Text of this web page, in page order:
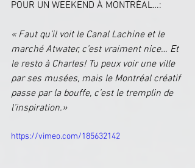
POUR UN WEEKEND À MONTRÉAL…:
« Faut qu’il voit le Canal Lachine et le
marché Atwater, c’est vraiment nice… Et
le resto à Charles! Tu peux voir une ville
par ses musées, mais le Montréal créatif
passe par la bouffe, c’est le tremplin de
l’inspiration.»
https://vimeo.com/185632142